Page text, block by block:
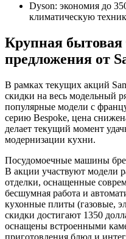
Dyson: экономия до
климатическую
Крупная бытовая
предложения от
В рамках текущих акций
скидки на весь модельный
популярные модели с
серию Bespoke, цена
делает текущий момент
модернизации кухни.
Посудомоечные машины
В акции участвуют модели
отделки, оснащенные
бесшумная работа и
кухонные плиты (газовые,
скидки достигают 1350
оснащены встроенными
приготовления блюд и